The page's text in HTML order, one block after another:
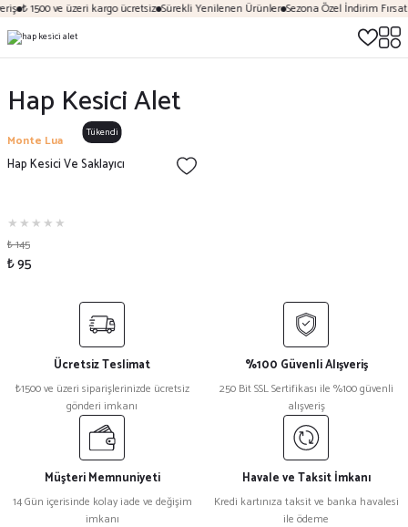
₺ 1500 ve üzeri kargo ücretsiz Sürekli Yenilenen Ürünler Sezona Özel İndirim
Hap Kesici Alet
Tükendi
Monte Lua
Hap Kesici Ve Saklayıcı
₺ 145
₺ 95
Ücretsiz Teslimat
₺1500 ve üzeri siparişlerinizde ücretsiz
gönderi imkanı
%100 Güvenli Alışveriş
250 Bit SSL Sertifikası ile %100 güvenli
alışveriş
Müşteri Memnuniyeti
14 Gün içerisinde kolay iade ve değişim
imkanı
Havale ve Taksit İmkanı
Kredi kartınıza taksit ve banka havalesi
ile ödeme